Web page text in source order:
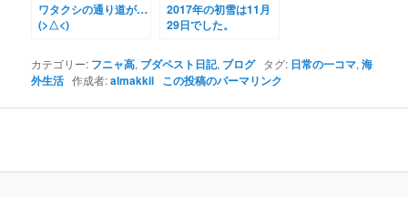
ワタクシの通り道が…
(>△<)
2017年の初雪は11月
29日でした。
カテゴリー: フニャ高, ブダペスト日記, ブログタグ: 日常の一コマ,海
外生活 作成者:almakkii この投稿のパーマリンク